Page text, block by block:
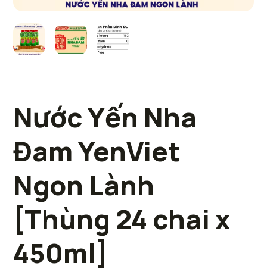
Nước Yến Nha
Đam YenViet
Ngon Lành
[Thùng 24 chai x
450ml]